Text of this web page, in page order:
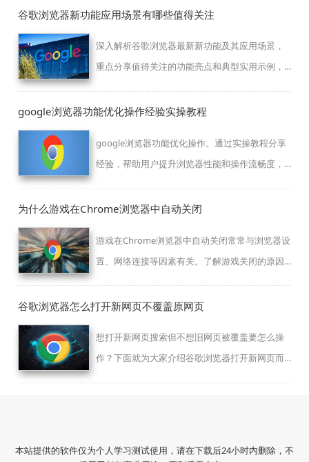
谷歌浏览器新功能应用场景有哪些值得关注
深入解析谷歌浏览器最新新功能及其应用场景，
重点分享值得关注的功能亮点和典型实用示例，
google浏览器功能优化操作经验实操教程
google浏览器功能优化操作。通过实操教程分享
经验，帮助用户提升浏览器性能和操作流畅度，
为什么游戏在Chrome浏览器中自动关闭
游戏在Chrome浏览器中自动关闭常常与浏览器设
置、网络连接等因素有关。了解游戏关闭的原因
谷歌浏览器怎么打开新网页不覆盖原网页
想打开新网页搜索但不想旧网页被覆盖要怎么操
作？下面就为大家介绍谷歌浏览器打开新网页而
本站提供的软件仅为个人学习测试使用，请在下载后24小时内删除，不